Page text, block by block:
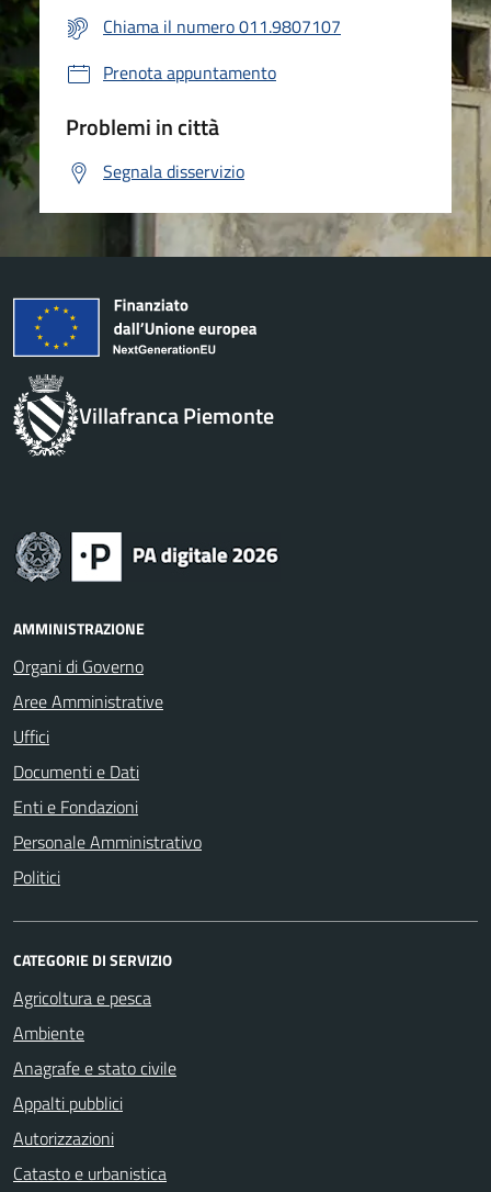
Chiama il numero 011.9807107
Prenota appuntamento
Problemi in città
Segnala disservizio
Villafranca Piemonte
AMMINISTRAZIONE
Organi di Governo
Aree Amministrative
Uffici
Documenti e Dati
Enti e Fondazioni
Personale Amministrativo
Politici
CATEGORIE DI SERVIZIO
Agricoltura e pesca
Ambiente
Anagrafe e stato civile
Appalti pubblici
Autorizzazioni
Catasto e urbanistica